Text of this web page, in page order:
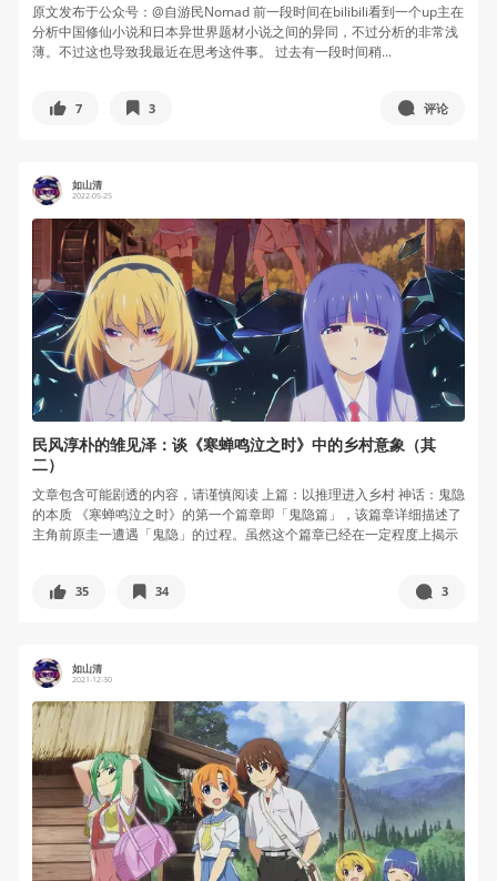
原文发布于公众号：@自游民Nomad 前一段时间在bilibili看到一个up主在
分析中国修仙小说和日本异世界题材小说之间的异同，不过分析的非常浅
薄。不过这也导致我最近在思考这件事。 过去有一段时间稍...
7 3 评论
如山清
2022-05-25
民风淳朴的雏见泽：谈《寒蝉鸣泣之时》中的乡村意象（其
二）
文章包含可能剧透的内容，请谨慎阅读 上篇：以推理进入乡村 神话：鬼隐
的本质 《寒蝉鸣泣之时》的第一个篇章即「鬼隐篇」，该篇章详细描述了
主角前原圭一遭遇「鬼隐」的过程。虽然这个篇章已经在一定程度上揭示
35 34 3
如山清
2021-12-30